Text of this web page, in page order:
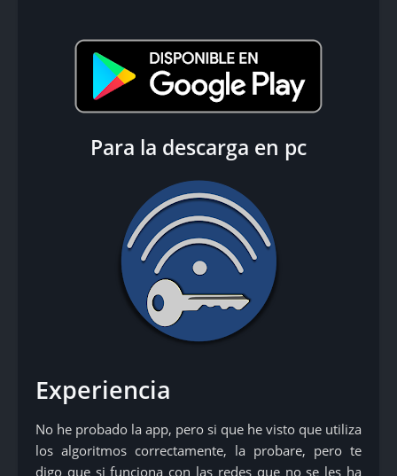
Para la descarga en pc
Experiencia
No he probado la app, pero si que he visto que utiliza
los algoritmos correctamente, la probare, pero te
digo que si funciona con las redes que no se les ha